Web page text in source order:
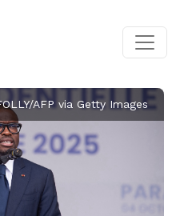
AFP via Getty Images